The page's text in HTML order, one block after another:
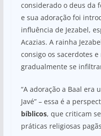
considerado o deus da
e sua adoração foi
influência de Jezabel,
Acazias. A rainha
consigo os sacerdotes
gradualmente se
“A adoração a Baal era
Javé” – essa é a
bíblicos, que criticam
práticas religiosas